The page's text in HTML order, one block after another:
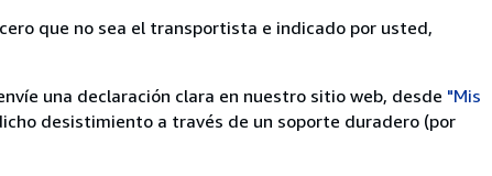
que no sea el transportista e indicado por usted,
una declaración clara en nuestro sitio web, desde "Mis
desistimiento a través de un soporte duradero (por